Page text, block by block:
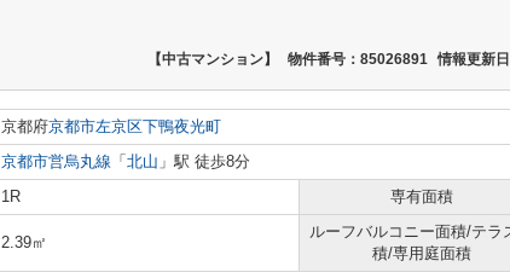
【中古マンション】 物件番号：85026891 情報更新
京都府京都市左京区下鴨夜光町
京都市営烏丸線 「 北山 」駅 徒歩8分
1R 専有面積
2.39㎡
ルーフバルコニー面積/テラ
積/専用庭面積